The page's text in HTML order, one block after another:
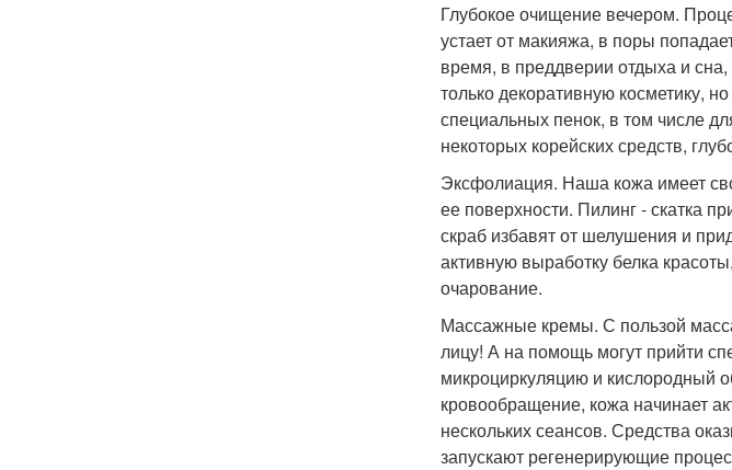
Глубокое очищение вечером.
устает от макияжа, в поры
время, в преддверии отдыха и
только декоративную косметику,
специальных пенок, в том числе
некоторых корейских средств,
Эксфолиация. Наша кожа имеет
ее поверхности. Пилинг - скатка
скраб избавят от шелушения и
активную выработку белка
очарование.
Массажные кремы. С пользой
лицу! А на помощь могут прийти
микроциркуляцию и кислородный
кровообращение, кожа начинает
нескольких сеансов. Средства
запускают регенерирующие